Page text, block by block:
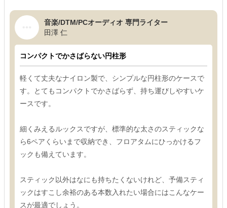
音楽/DTM/PCオーディオ 専門ライター
田澤 仁
コンパクトでかさばらない円柱形
軽くて丈夫なナイロン製で、シンプルな円柱形のケースで
す。とてもコンパクトでかさばらず、持ち運びしやすいケ
ースです。
細くみえるルックスですが、標準的な太さのスティックな
ら6ペアくらいまで収納でき、フロアタムにひっかけるフ
ックも備えています。
スティック以外はなにも持ちたくないけれど、予備スティ
ックはすこし余裕のある本数入れたい場合にはこんなケー
スが最適でしょう。